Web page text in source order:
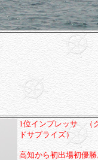
1位インプレッサ （
ドサプライズ）
高知から初出場初優